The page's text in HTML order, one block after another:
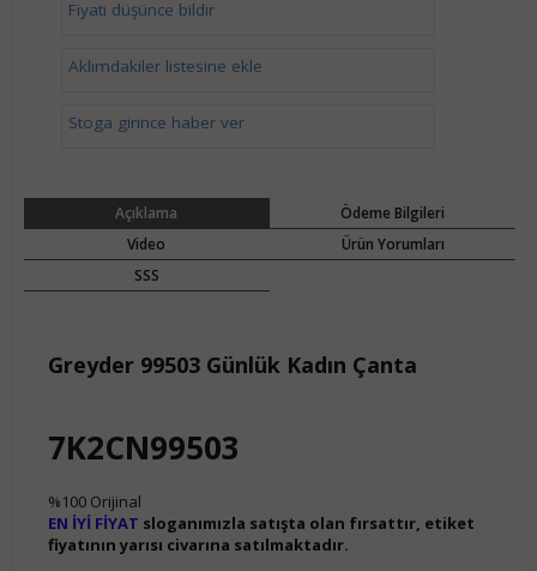
Fiyatı düşünce bildir
Aklımdakiler listesine ekle
Stoga girince haber ver
Açıklama
Ödeme Bilgileri
Video
Ürün Yorumları
SSS
Greyder 99503 Günlük Kadın Çanta
7K2CN99503
%100 Orijinal
EN İYİ FİYAT sloganımızla satışta olan fırsattır, etiket
fiyatının yarısı civarına satılmaktadır.